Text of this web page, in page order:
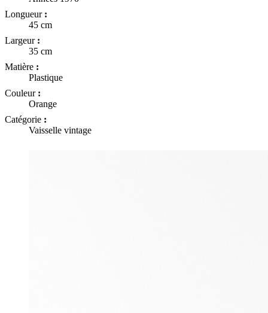
Longueur :
45 cm
Largeur :
35 cm
Matière :
Plastique
Couleur :
Orange
Catégorie :
Vaisselle vintage